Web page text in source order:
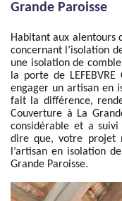
Grande Paroisse
Habitant aux alentours
concernant l’isolation
une isolation de
la porte de
engager un artisan en
fait la différence,
Couverture à La
considérable et a
dire que, votre projet
l’artisan en isolation
Grande Paroisse.